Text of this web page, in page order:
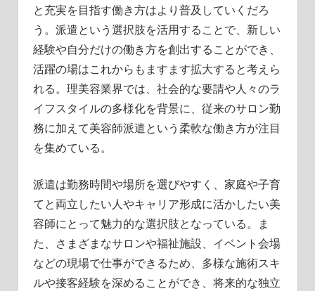
と充実を目指す働き方はより普及していくだろ
う。派遣という選択肢を活用することで、新しい
経験や自分だけの働き方を創出することができ、
活躍の場はこれからもますます拡大すると考えら
れる。理美容業界では、社会的な要請や人々のラ
イフスタイルの多様化を背景に、従来のサロン勤
務に加えて美容師派遣という柔軟な働き方が注目
を集めている。
派遣は勤務時間や場所を選びやすく、家庭や子育
てと両立したい人やキャリア形成に活かしたい美
容師にとって魅力的な選択肢となっている。ま
た、さまざまなサロンや福祉施設、イベント会場
などの現場で仕事ができるため、多様な施術スキ
ルや接客経験を深めることができ、将来的な独立